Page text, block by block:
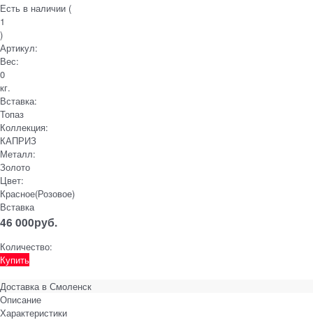
Есть в наличии (
1
)
Артикул:
Вес:
0
кг.
Вставка:
Топаз
Коллекция:
КАПРИЗ
Металл:
Золото
Цвет:
Красное(Розовое)
Вставка
46 000руб.
Количество:
Купить
Доставка в Смоленск
Описание
Характеристики